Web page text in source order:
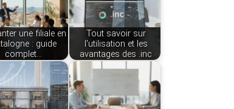
une filiale en
: guide
complet…
Tout savoir sur
l'utilisation et les
avantages des .inc